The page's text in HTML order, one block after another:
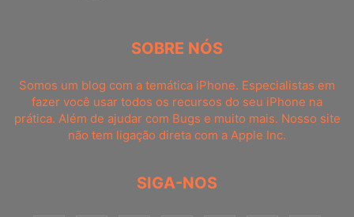
SOBRE NÓS
Somos um blog com a temática iPhone. Especialistas em
fazer você usar todos os recursos do seu iPhone na
prática. Além de ajudar com Bugs e muito mais. Nosso site
não tem ligação direta com a Apple Inc.
SIGA-NOS